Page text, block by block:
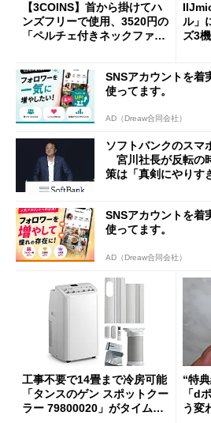
【3COINS】首から掛けてハ
ンズフリーで使用、3520円の
「ペルチェ付きネックファ
ル」
ズ3
SNSアカウントを着
使ってます。
AD（Dreaw合同会社）
ソフトバンクのスマ
宮川社長が反転の
策は「真剣にやりす
SNSアカウントを着
使ってます。
AD（Dreaw合同会社）
工事不要で14畳まで冷房可能
「タンスのゲン スポットクー
ラー 79800020」がタイムセ
“特
「d
う変